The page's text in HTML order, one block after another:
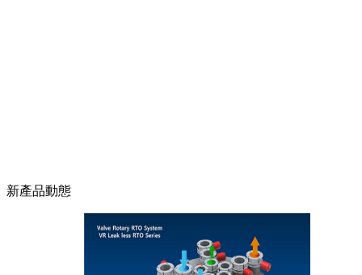
新產品動態